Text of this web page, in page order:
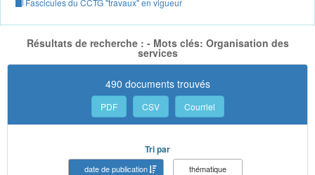
Fascicules du CCTG "travaux" en vigueur
Résultats de recherche : - Mots clés: Organisation des
services
490 documents trouvés
PDF CSV Courriel
Tri par
date de publication
thématique